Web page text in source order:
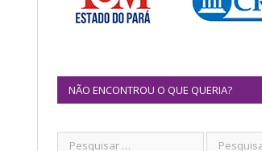
NÃO ENCONTROU O QUE QUERIA?